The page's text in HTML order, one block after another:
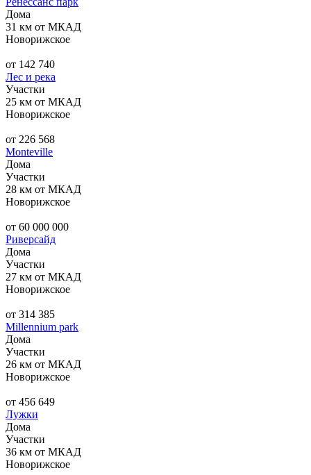
Дома
31 км от МКАД
Новорижское
от 142 740
Лес и река
Участки
25 км от МКАД
Новорижское
от 226 568
Monteville
Дома
Участки
28 км от МКАД
Новорижское
от 60 000 000
Риверсайд
Дома
Участки
27 км от МКАД
Новорижское
от 314 385
Millennium park
Дома
Участки
26 км от МКАД
Новорижское
от 456 649
Лужки
Дома
Участки
36 км от МКАД
Новорижское